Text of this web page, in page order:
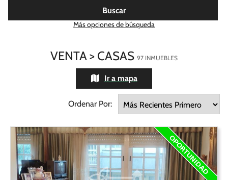
Buscar
Más opciones de búsqueda
VENTA > CASAS 97 INMUEBLES
Ir a mapa
Ordenar Por: